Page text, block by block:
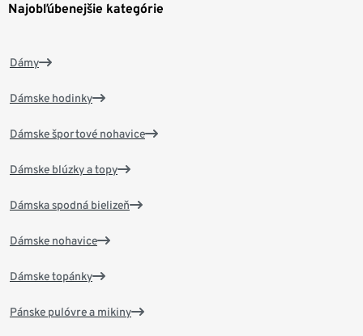
Najobľúbenejšie kategórie
Dámy
Dámske hodinky
Dámske športové nohavice
Dámske blúzky a topy
Dámska spodná bielizeň
Dámske nohavice
Dámske topánky
Pánske pulóvre a mikiny